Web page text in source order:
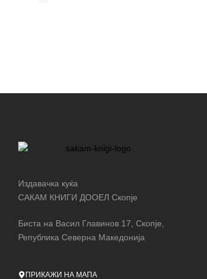
Издавачка куќа
САКАМ КНИГИ ДООЕЛ Скопје
Биста на Васил Главинов 17, Скопје,
Република Северна Македонија
ПРИКАЖИ НА МАПА